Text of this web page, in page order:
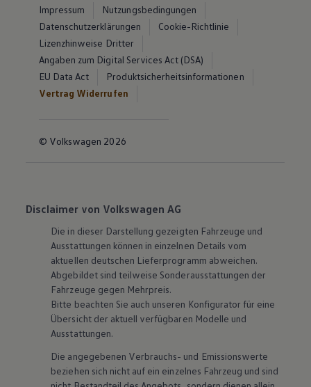
Impressum
Nutzungsbedingungen
Datenschutzerklärungen
Cookie-Richtlinie
Lizenzhinweise Dritter
Angaben zum Digital Services Act (DSA)
EU Data Act
Produktsicherheitsinformationen
Vertrag Widerrufen
© Volkswagen 2026
Disclaimer von Volkswagen AG
Die in dieser Darstellung gezeigten Fahrzeuge und
Ausstattungen können in einzelnen Details vom
aktuellen deutschen Lieferprogramm abweichen.
Abgebildet sind teilweise Sonderausstattungen der
Fahrzeuge gegen Mehrpreis.
Bitte beachten Sie auch unseren Konfigurator für eine
Übersicht der aktuell verfügbaren Modelle und
Ausstattungen.
Die angegebenen Verbrauchs- und Emissionswerte
beziehen sich nicht auf ein einzelnes Fahrzeug und sind